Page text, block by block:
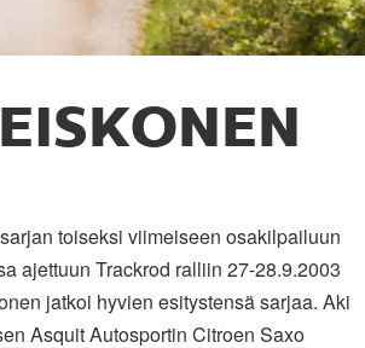
toiseksi viimeiseen osakilpailuun
ajettuun Trackrod ralliin 27-28.9.2003
jatkoi hyvien esitystensä sarjaa. Aki
Asquit Autosportin Citroen Saxo